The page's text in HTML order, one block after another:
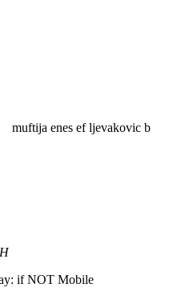
if NOT Mobile